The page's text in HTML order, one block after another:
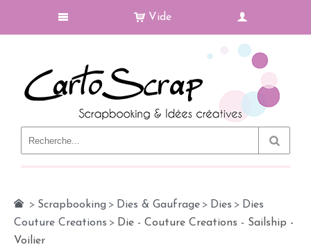
Vide
> Scrapbooking > Dies & Gaufrage > Dies > Dies
Couture Creations > Die - Couture Creations - Sailship -
Voilier